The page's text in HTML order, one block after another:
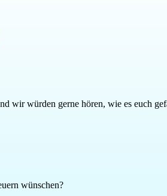
wir würden gerne hören, wie es euch
wünschen?